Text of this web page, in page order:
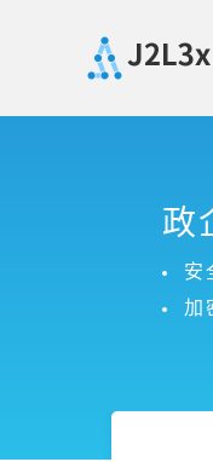
政
安
加